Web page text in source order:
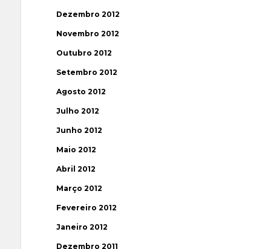
Dezembro 2012
Novembro 2012
Outubro 2012
Setembro 2012
Agosto 2012
Julho 2012
Junho 2012
Maio 2012
Abril 2012
Março 2012
Fevereiro 2012
Janeiro 2012
Dezembro 2011